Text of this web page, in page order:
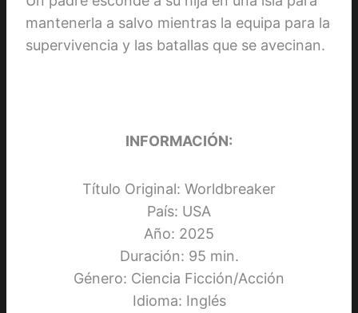
mantenerla a salvo mientras la equipa para la
supervivencia y las batallas que se avecinan.
INFORMACIÓN:
Título Original: Worldbreaker
País: USA
Año: 2025
Duración: 95 min.
Género: Ciencia Ficción/Acción
Idioma: Inglés